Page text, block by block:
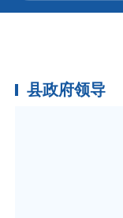
县政府领导